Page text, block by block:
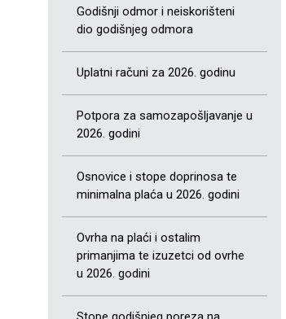
Godišnji odmor i neiskorišteni
dio godišnjeg odmora
Uplatni računi za 2026. godinu
Potpora za samozapošljavanje u
2026. godini
Osnovice i stope doprinosa te
minimalna plaća u 2026. godini
Ovrha na plaći i ostalim
primanjima te izuzetci od ovrhe
u 2026. godini